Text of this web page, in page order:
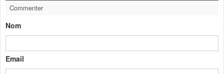
Commenter
Nom
Email